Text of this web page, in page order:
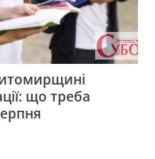
що треба